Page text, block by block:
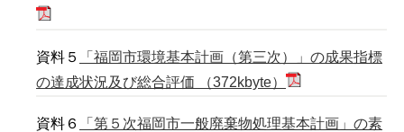
資料５
「福岡市環境基本計画（第三次）」の成果指標
の達成状況及び総合評価 （372kbyte）
資料６
「第５次福岡市一般廃棄物処理基本計画」の素